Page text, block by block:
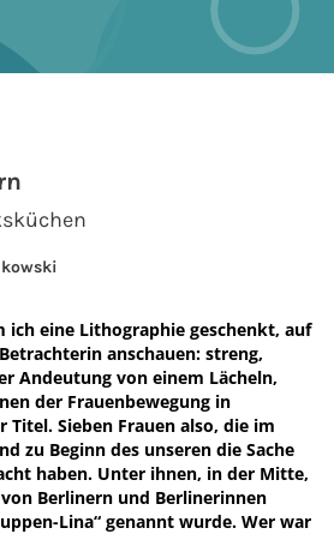
ich eine Lithographie geschenkt, auf
anschauen: streng,
Andeutung von einem Lächeln,
der Frauenbewegung in
Titel. Sieben Frauen also, die im
zu Beginn des unseren die Sache
haben. Unter ihnen, in der Mitte,
Berlinern und Berlinerinnen
Lina“ genannt wurde. Wer war